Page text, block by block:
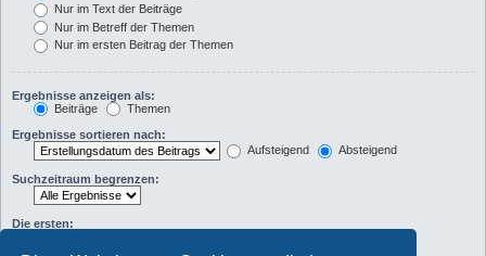
Nur im Text der Beiträge
Nur im Betreff der Themen
Nur im ersten Beitrag der Themen
Ergebnisse anzeigen als:
Beiträge
Themen
Ergebnisse sortieren nach:
Aufsteigend
Absteigend
Suchzeitraum begrenzen:
Die ersten: